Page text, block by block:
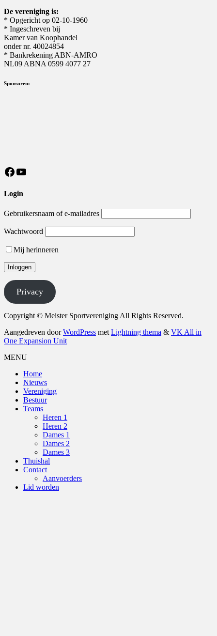
De vereniging is:
* Opgericht op 02-10-1960
* Ingeschreven bij
Kamer van Koophandel
onder nr. 40024854
* Bankrekening ABN-AMRO
NL09 ABNA 0599 4077 27
Sponsoren:
https://nl-nl.facebook.com/MeisterSV/
YouTube
Login
Gebruikersnaam of e-mailadres
Wachtwoord
Mij herinneren
Privacy
Copyright © Meister Sportvereniging All Rights Reserved.
Aangedreven doorWordPress met Lightning thema & VK All in
One Expansion Unit
MENU
Home
Nieuws
Vereniging
Bestuur
Teams
Heren 1
Heren 2
Dames 1
Dames 2
Dames 3
Thuishal
Contact
Aanvoerders
Lid worden